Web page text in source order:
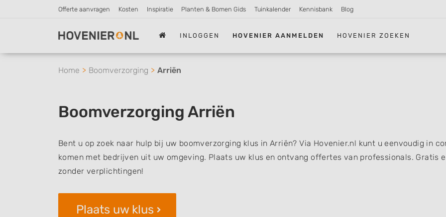
Offerte aanvragen Kosten Inspiratie Planten & Bomen Gids Tuinkalender Kennisbank Blog
INLOGGEN HOVENIER AANMELDEN HOVENIER ZOEKEN
Home Boomverzorging Arriën
Boomverzorging Arriën
Bent u op zoek naar hulp bij uw boomverzorging klus in Arriën? Via Hovenier.nl kunt u eenvoudig in
komen met bedrijven uit uw omgeving. Plaats uw klus en ontvang offertes van professionals. Gratis
zonder verplichtingen!
Plaats uw klus